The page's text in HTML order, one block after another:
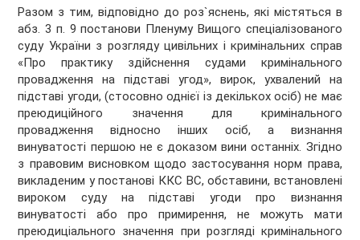
Разом з тим, відповідно до роз`яснень, які містяться в
абз. 3 п. 9 постанови Пленуму Вищого спеціалізованого
суду України з розгляду цивільних і кримінальних справ
«Про практику здійснення судами кримінального
провадження на підставі угод», вирок, ухвалений на
підставі угоди, (стосовно однієї із декількох осіб) не має
преюдиційного значення для кримінального
провадження відносно інших осіб, а визнання
винуватості першою не є доказом вини останніх. Згідно
з правовим висновком щодо застосування норм права,
викладеним у постанові ККС ВС, обставини, встановлені
вироком суду на підставі угоди про визнання
винуватості або про примирення, не можуть мати
преюдиціального значення при розгляді кримінального